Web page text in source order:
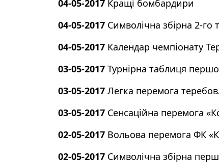
04-05-2017 Кращі бомбардири
04-05-2017 Символічна збірна 2-го
04-05-2017 Календар чемпіонату
03-05-2017 Турнірна таблиця
03-05-2017 Легка перемога
03-05-2017 Сенсаційна перемога
02-05-2017 Вольова перемога ФК
02-05-2017 Символічна збірна